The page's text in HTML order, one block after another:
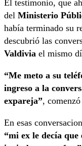
El testimonio, que
del Ministerio
había terminado su
descubrió las
Valdivia el mismo
“Me meto a su
ingreso a la
expareja”,
En esas
“mi ex le decía